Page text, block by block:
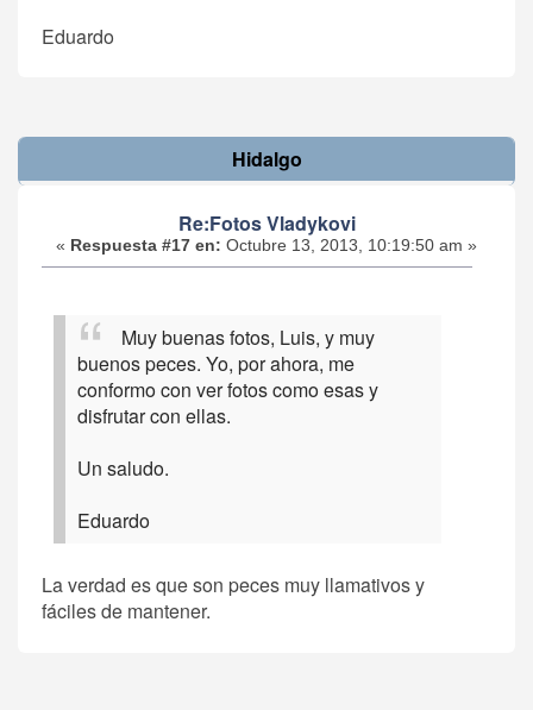
Eduardo
Hidalgo
Re:Fotos Vladykovi
« Respuesta #17 en: Octubre 13, 2013, 10:19:50 am »
Muy buenas fotos, Luis, y muy
buenos peces. Yo, por ahora, me
conformo con ver fotos como esas y
disfrutar con ellas.
Un saludo.
Eduardo
La verdad es que son peces muy llamativos y
fáciles de mantener.